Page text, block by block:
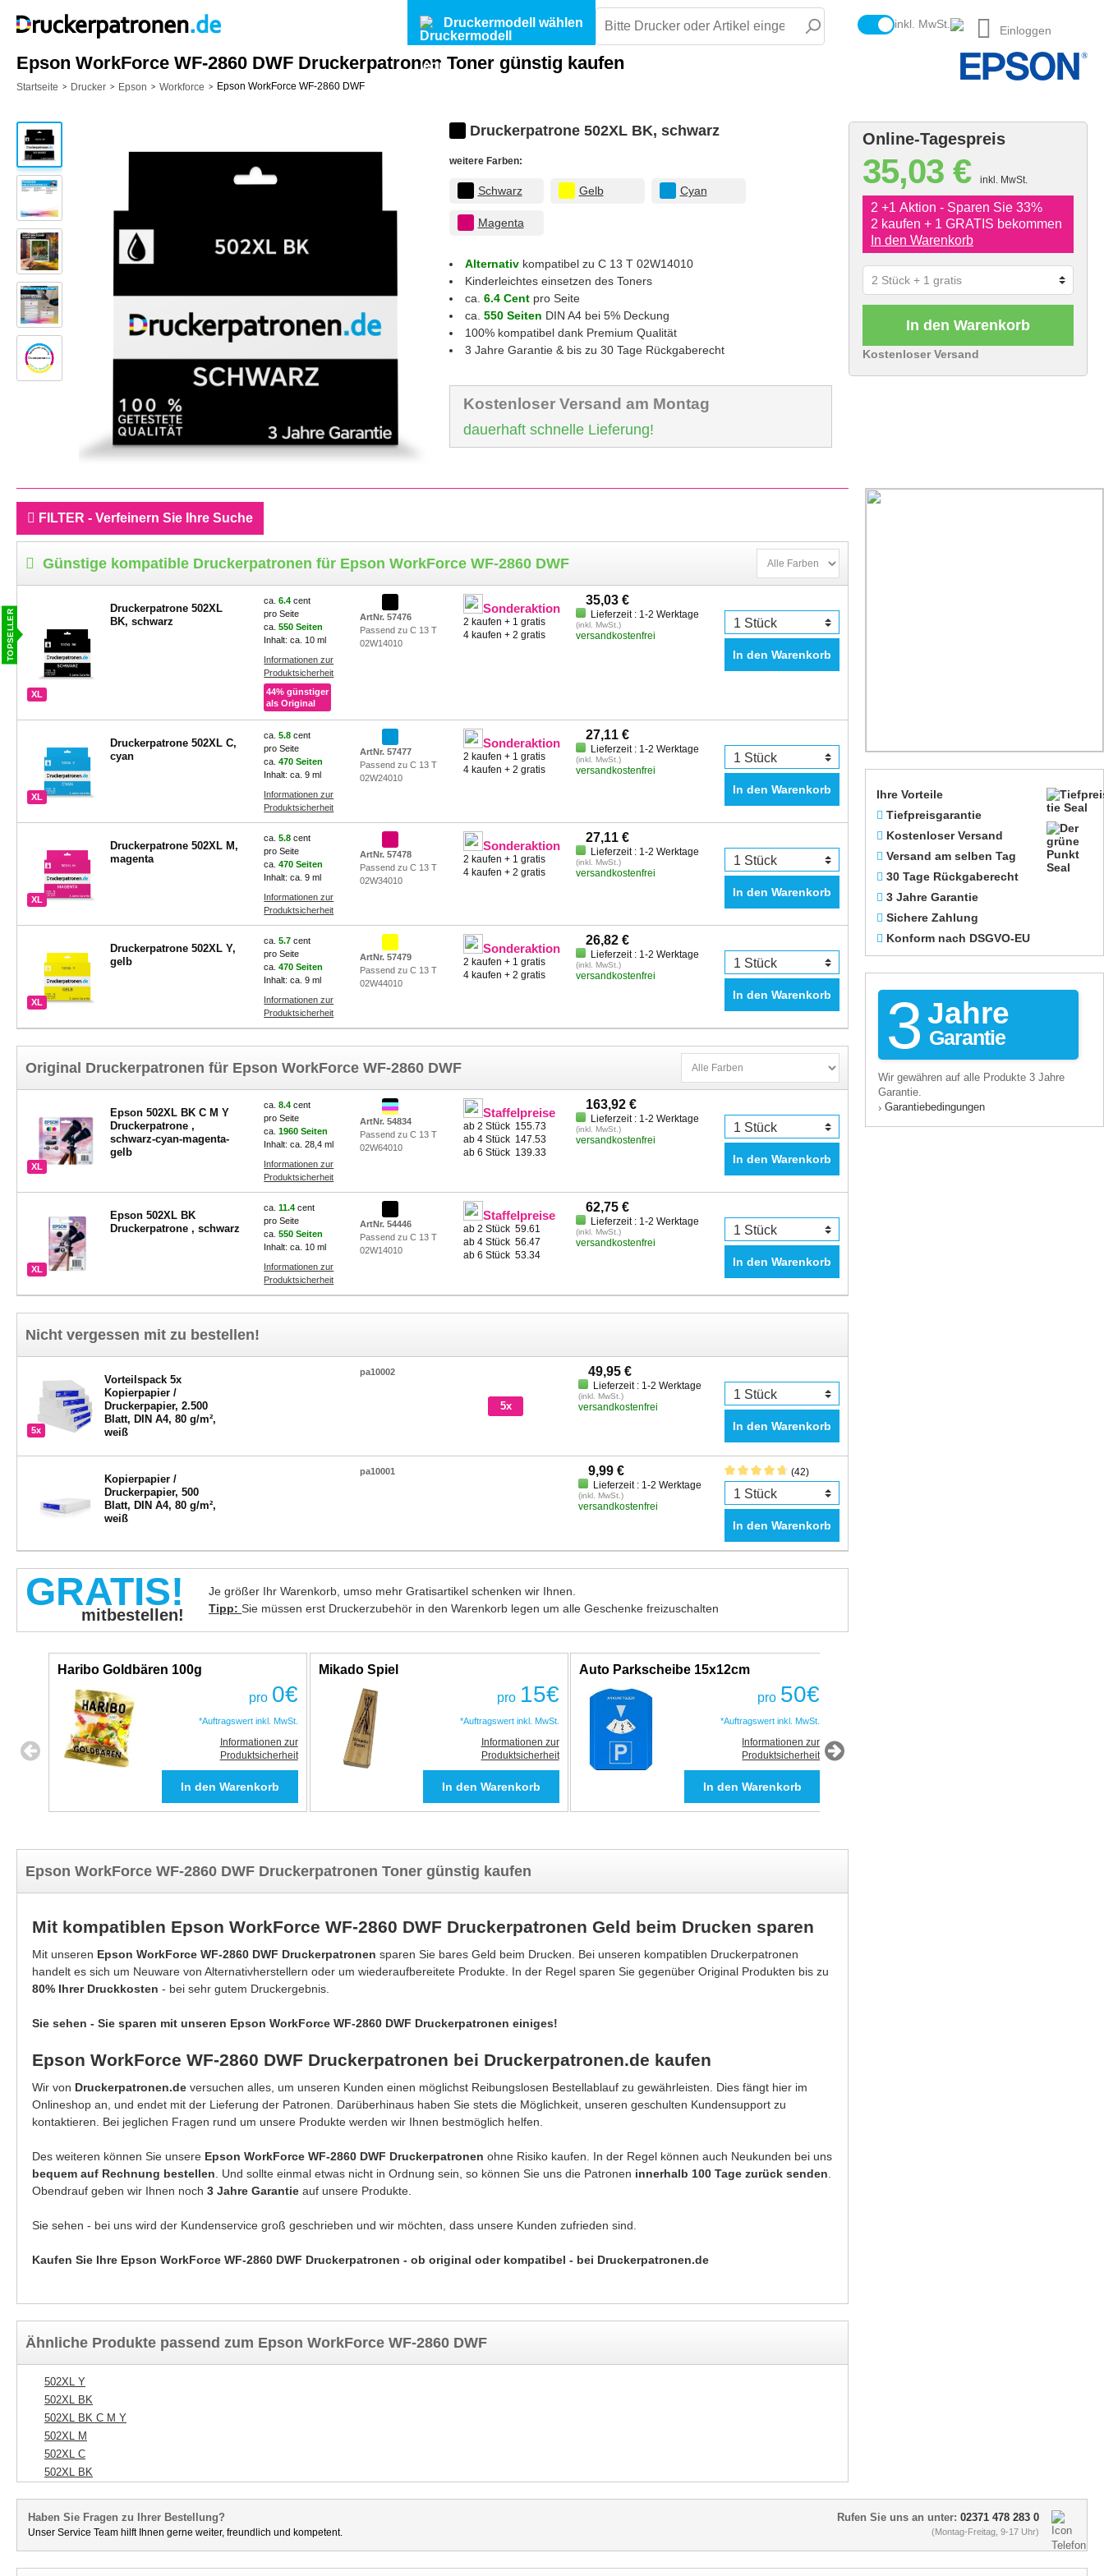
Druckermodell wählen inkl. MwSt. Einloggen
Epson WorkForce WF-2860 DWF Druckerpatronen Toner günstig kaufen
Startseite > Drucker > Epson > Workforce > Epson WorkForce WF-2860 DWF
Druckerpatrone 502XL BK, schwarz
weitere Farben:
Schwarz Gelb Cyan
Magenta
Alternativ kompatibel zu C 13 T 02W14010
Kinderleichtes einsetzen des Toners
ca. 6.4 Cent pro Seite
ca. 550 Seiten DIN A4 bei 5% Deckung
100% kompatibel dank Premium Qualität
3 Jahre Garantie & bis zu 30 Tage Rückgaberecht
Kostenloser Versand am Montag
dauerhaft schnelle Lieferung!
Online-Tagespreis
35,03 € inkl. MwSt.
2 +1 Aktion - Sparen Sie 33%
2 kaufen + 1 GRATIS bekommen
In den Warenkorb
In den Warenkorb
Kostenloser Versand
FILTER - Verfeinern Sie Ihre Suche
Günstige kompatible Druckerpatronen für Epson WorkForce WF-2860 DWF
XL
Druckerpatrone 502XL
BK, schwarz
ca.6.4cent
pro Seite
ca.550 Seiten
Inhalt: ca. 10 ml
Informationen zur
Produktsicherheit
44% günstiger
als Original
ArtNr. 57476
Passend zu C 13 T
02W14010
Sonderaktion
2 kaufen + 1 gratis
4 kaufen + 2 gratis
35,03 €
Lieferzeit : 1-2 Werktage
(inkl. MwSt.)
versandkostenfrei
In den Warenkorb
XL
Druckerpatrone 502XL C,
cyan
ca.5.8cent
pro Seite
ca.470 Seiten
Inhalt: ca. 9 ml
Informationen zur
Produktsicherheit
ArtNr. 57477
Passend zu C 13 T
02W24010
Sonderaktion
2 kaufen + 1 gratis
4 kaufen + 2 gratis
27,11 €
Lieferzeit : 1-2 Werktage
(inkl. MwSt.)
versandkostenfrei
In den Warenkorb
XL
Druckerpatrone 502XL M,
magenta
ca.5.8cent
pro Seite
ca.470 Seiten
Inhalt: ca. 9 ml
Informationen zur
Produktsicherheit
ArtNr. 57478
Passend zu C 13 T
02W34010
Sonderaktion
2 kaufen + 1 gratis
4 kaufen + 2 gratis
27,11 €
Lieferzeit : 1-2 Werktage
(inkl. MwSt.)
versandkostenfrei
In den Warenkorb
XL
Druckerpatrone 502XL Y,
gelb
ca.5.7cent
pro Seite
ca.470 Seiten
Inhalt: ca. 9 ml
Informationen zur
Produktsicherheit
ArtNr. 57479
Passend zu C 13 T
02W44010
Sonderaktion
2 kaufen + 1 gratis
4 kaufen + 2 gratis
26,82 €
Lieferzeit : 1-2 Werktage
(inkl. MwSt.)
versandkostenfrei
In den Warenkorb
Original Druckerpatronen für Epson WorkForce WF-2860 DWF
XL
Epson 502XL BK C M Y
Druckerpatrone ,
schwarz-cyan-magenta-
gelb
ca.8.4cent
pro Seite
ca.1960 Seiten
Inhalt: ca. 28,4 ml
Informationen zur
Produktsicherheit
ArtNr. 54834
Passend zu C 13 T
02W64010
Staffelpreise
ab 2 Stück 155.73
ab 4 Stück 147.53
ab 6 Stück 139.33
163,92 €
Lieferzeit : 1-2 Werktage
(inkl. MwSt.)
versandkostenfrei
In den Warenkorb
XL
Epson 502XL BK
Druckerpatrone , schwarz
ca.11.4cent
pro Seite
ca.550 Seiten
Inhalt: ca. 10 ml
Informationen zur
Produktsicherheit
ArtNr. 54446
Passend zu C 13 T
02W14010
Staffelpreise
ab 2 Stück59.61
ab 4 Stück56.47
ab 6 Stück53.34
62,75 €
Lieferzeit : 1-2 Werktage
(inkl. MwSt.)
versandkostenfrei
In den Warenkorb
Nicht vergessen mit zu bestellen!
5x
Vorteilspack 5x
Kopierpapier /
Druckerpapier, 2.500
Blatt, DIN A4, 80 g/m²,
weiß
pa10002
5x
49,95 €
Lieferzeit : 1-2 Werktage
(inkl. MwSt.)
versandkostenfrei
In den Warenkorb
Kopierpapier /
Druckerpapier, 500
Blatt, DIN A4, 80 g/m²,
weiß
pa10001 9,99 €
Lieferzeit : 1-2 Werktage
(inkl. MwSt.)
versandkostenfrei
(42)
In den Warenkorb
GRATIS!
mitbestellen!
Je größer Ihr Warenkorb, umso mehr Gratisartikel schenken wir Ihnen.
Tipp: Sie müssen erst Druckerzubehör in den Warenkorb legen um alle Geschenke freizuschalten
Haribo Goldbären 100g
pro 0€
*Auftragswert inkl. MwSt.
Informationen zur
Produktsicherheit
Mikado Spiel
pro 15€
*Auftragswert inkl. MwSt.
Informationen zur
Produktsicherheit
Auto Parkscheibe 15x12cm
pro 50€
*Auftragswert inkl. MwSt.
Informationen zur
Produktsicherheit
Epson WorkForce WF-2860 DWF Druckerpatronen Toner günstig kaufen
Mit kompatiblen Epson WorkForce WF-2860 DWF Druckerpatronen Geld beim Drucken sparen
Mit unseren Epson WorkForce WF-2860 DWF Druckerpatronen sparen Sie bares Geld beim Drucken. Bei unseren kompatiblen Druckerpatronen
handelt es sich um Neuware von Alternativherstellern oder um wiederaufbereitete Produkte. In der Regel sparen Sie gegenüber Original Produkten bis zu
80% Ihrer Druckkosten - bei sehr gutem Druckergebnis.
Sie sehen - Sie sparen mit unseren Epson WorkForce WF-2860 DWF Druckerpatronen einiges!
Epson WorkForce WF-2860 DWF Druckerpatronen bei Druckerpatronen.de kaufen
Wir von Druckerpatronen.de versuchen alles, um unseren Kunden einen möglichst Reibungslosen Bestellablauf zu gewährleisten. Dies fängt hier im
Onlineshop an, und endet mit der Lieferung der Patronen. Darüberhinaus haben Sie stets die Möglichkeit, unseren geschulten Kundensupport zu
kontaktieren. Bei jeglichen Fragen rund um unsere Produkte werden wir Ihnen bestmöglich helfen.
Des weiteren können Sie unsere Epson WorkForce WF-2860 DWF Druckerpatronen ohne Risiko kaufen. In der Regel können auch Neukunden bei uns
bequem auf Rechnung bestellen . Und sollte einmal etwas nicht in Ordnung sein, so können Sie uns die Patronen innerhalb 100 Tage zurück senden
Obendrauf geben wir Ihnen noch 3 Jahre Garantie auf unsere Produkte.
Sie sehen - bei uns wird der Kundenservice groß geschrieben und wir möchten, dass unsere Kunden zufrieden sind.
Kaufen Sie Ihre Epson WorkForce WF-2860 DWF Druckerpatronen - ob original oder kompatibel - bei Druckerpatronen.de
Ähnliche Produkte passend zum Epson WorkForce WF-2860 DWF
502XL Y
502XL BK
502XL BK C M Y
502XL M
502XL C
502XL BK
Ihre Vorteile
Tiefpreisgarantie
Kostenloser Versand
Versand am selben Tag
30 Tage Rückgaberecht
3 Jahre Garantie
Sichere Zahlung
Konform nach DSGVO-EU
3 Jahre
Garantie
Wir gewähren auf alle Produkte 3 Jahre
Garantie.
› Garantiebedingungen
Haben Sie Fragen zu Ihrer Bestellung?
Unser Service Team hilft Ihnen gerne weiter, freundlich und kompetent.
Rufen Sie uns an unter: 02371 478 283 0
(Montag-Freitag, 9-17 Uhr)